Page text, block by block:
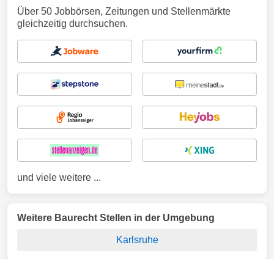
Über 50 Jobbörsen, Zeitungen und Stellenmärkte
gleichzeitig durchsuchen.
und viele weitere ...
Weitere Baurecht Stellen in der Umgebung
Karlsruhe